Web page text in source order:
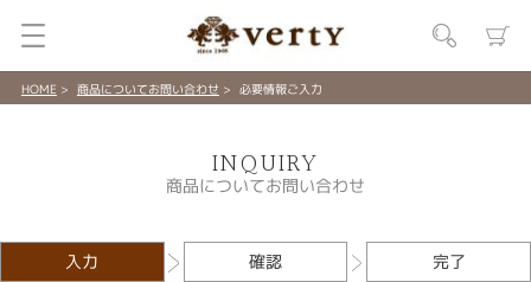
HOME 商品についてお問い合わせ 必要情報ご入力
INQUIRY
商品についてお問い合わせ
入力 確認 完了